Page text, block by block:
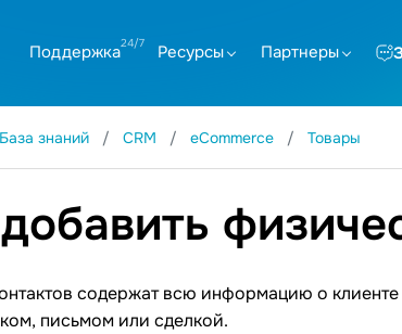
Поддержка Ресурсы Партнеры
База знаний CRM eCommerce Товары
содержат всю информацию о
письмом или сделкой.